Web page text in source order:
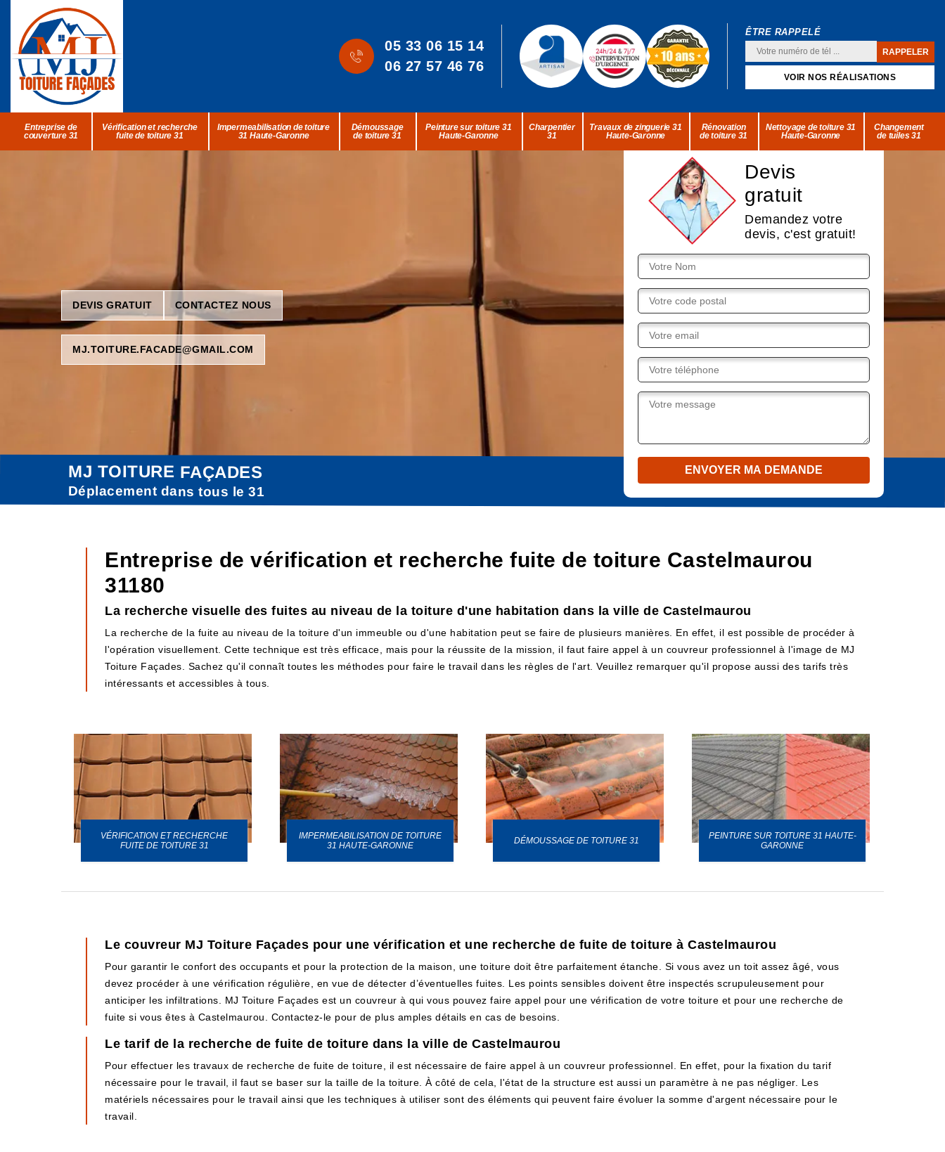
05 33 06 15 14
06 27 57 46 76
ÊTRE RAPPELÉ
VOIR NOS RÉALISATIONS
Entreprise de
couverture 31
Vérification et recherche
fuite de toiture 31
Impermeabilisation de toiture
31 Haute-Garonne
Démoussage
de toiture 31
Peinture sur toiture 31
Haute-Garonne
Charpentier
31
Travaux de zinguerie 31
Haute-Garonne
Rénovation
de toiture 31
Nettoyage de toiture 31
Haute-Garonne
Changement
de tuiles 31
DEVIS GRATUIT CONTACTEZ NOUS
MJ.TOITURE.FACADE@GMAIL.COM
Devis
gratuit
Demandez votre
devis, c'est gratuit!
MJ TOITURE FAÇADES
Déplacement dans tous le 31
Entreprise de vérification et recherche fuite de toiture Castelmaurou
31180
La recherche visuelle des fuites au niveau de la toiture d'une habitation dans la ville de Castelmaurou
La recherche de la fuite au niveau de la toiture d'un immeuble ou d'une habitation peut se faire de plusieurs manières. En effet, il est possible de procéder à
l'opération visuellement. Cette technique est très efficace, mais pour la réussite de la mission, il faut faire appel à un couvreur professionnel à l'image de MJ
Toiture Façades. Sachez qu'il connaît toutes les méthodes pour faire le travail dans les règles de l'art. Veuillez remarquer qu'il propose aussi des tarifs très
intéressants et accessibles à tous.
VÉRIFICATION ET RECHERCHE
FUITE DE TOITURE 31
IMPERMEABILISATION DE TOITURE
31 HAUTE-GARONNE
DÉMOUSSAGE DE TOITURE 31
PEINTURE SUR TOITURE 31 HAUTE-
GARONNE
Le couvreur MJ Toiture Façades pour une vérification et une recherche de fuite de toiture à Castelmaurou
Pour garantir le confort des occupants et pour la protection de la maison, une toiture doit être parfaitement étanche. Si vous avez un toit assez âgé, vous
devez procéder à une vérification régulière, en vue de détecter d’éventuelles fuites. Les points sensibles doivent être inspectés scrupuleusement pour
anticiper les infiltrations. MJ Toiture Façades est un couvreur à qui vous pouvez faire appel pour une vérification de votre toiture et pour une recherche de
fuite si vous êtes à Castelmaurou. Contactez-le pour de plus amples détails en cas de besoins.
Le tarif de la recherche de fuite de toiture dans la ville de Castelmaurou
Pour effectuer les travaux de recherche de fuite de toiture, il est nécessaire de faire appel à un couvreur professionnel. En effet, pour la fixation du tarif
nécessaire pour le travail, il faut se baser sur la taille de la toiture. À côté de cela, l'état de la structure est aussi un paramètre à ne pas négliger. Les
matériels nécessaires pour le travail ainsi que les techniques à utiliser sont des éléments qui peuvent faire évoluer la somme d'argent nécessaire pour le
travail.